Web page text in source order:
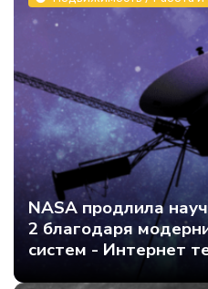
NASA продлила
2 благодаря
систем - Интернет